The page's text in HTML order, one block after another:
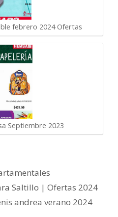
febrero 2024 Ofertas
Septiembre 2023
Saltillo | Ofertas 2024
andrea verano 2024